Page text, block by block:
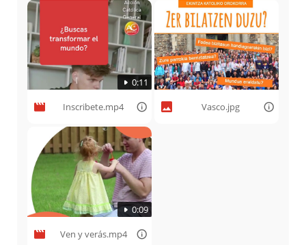
0:11
Inscribete.mp4
Vasco.jpg
0:09
Ven y verás.mp4